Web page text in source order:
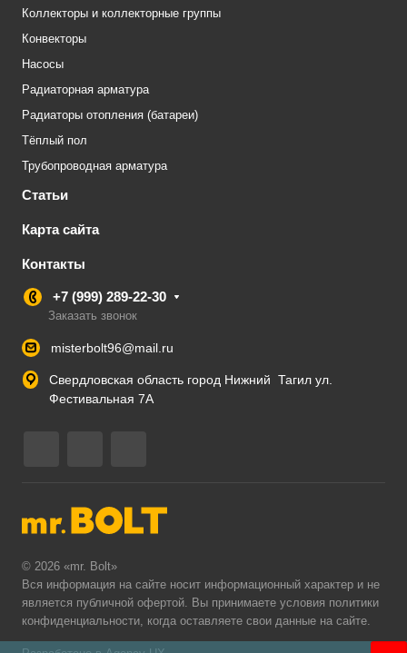
Коллекторы и коллекторные группы
Конвекторы
Насосы
Радиаторная арматура
Радиаторы отопления (батареи)
Тёплый пол
Трубопроводная арматура
Статьи
Карта сайта
Контакты
+7 (999) 289-22-30
Заказать звонок
misterbolt96@mail.ru
Свердловская область город Нижний Тагил ул.
Фестивальная 7А
© 2026 «mr. Bolt»
Вся информация на сайте носит информационный характер и не
является публичной офертой. Вы принимаете условия политики
конфиденциальности, когда оставляете свои данные на сайте.